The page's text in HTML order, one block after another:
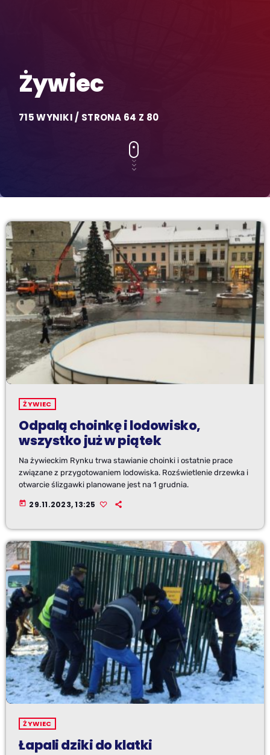
Żywiec
715 WYNIKI / STRONA 64 Z 80
ŻYWIEC
Odpalą choinkę i lodowisko,
wszystko już w piątek
Na żywieckim Rynku trwa stawianie choinki i ostatnie prace
związane z przygotowaniem lodowiska. Rozświetlenie drzewka i
otwarcie ślizgawki planowane jest na 1 grudnia.
today 29.11.2023, 13:25
ŻYWIEC
Łapali dziki do klatki